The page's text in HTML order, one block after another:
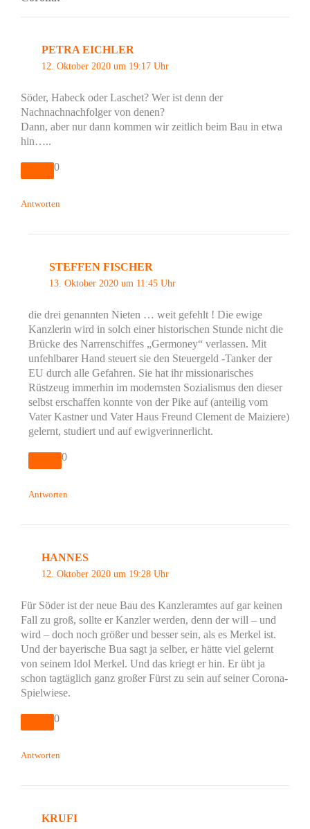
PETRA EICHLER
12. Oktober 2020 um 19:17 Uhr
Söder, Habeck oder Laschet? Wer ist denn der
Nachnachnachfolger von denen?
Dann, aber nur dann kommen wir zeitlich beim Bau in etwa
hin…..
0
Antworten
STEFFEN FISCHER
13. Oktober 2020 um 11:45 Uhr
die drei genannten Nieten … weit gefehlt ! Die ewige
Kanzlerin wird in solch einer historischen Stunde nicht die
Brücke des Narrenschiffes „Germoney“ verlassen. Mit
unfehlbarer Hand steuert sie den Steuergeld -Tanker der
EU durch alle Gefahren. Sie hat ihr missionarisches
Rüstzeug immerhin im modernsten Sozialismus den dieser
selbst erschaffen konnte von der Pike auf (anteilig vom
Vater Kastner und Vater Haus Freund Clement de Maiziere)
gelernt, studiert und auf ewigverinnerlicht.
0
Antworten
HANNES
12. Oktober 2020 um 19:28 Uhr
Für Söder ist der neue Bau des Kanzleramtes auf gar keinen
Fall zu groß, sollte er Kanzler werden, denn der will – und
wird – doch noch größer und besser sein, als es Merkel ist.
Und der bayerische Bua sagt ja selber, er hätte viel gelernt
von seinem Idol Merkel. Und das kriegt er hin. Er übt ja
schon tagtäglich ganz großer Fürst zu sein auf seiner Corona-
Spielwiese.
0
Antworten
KRUFI